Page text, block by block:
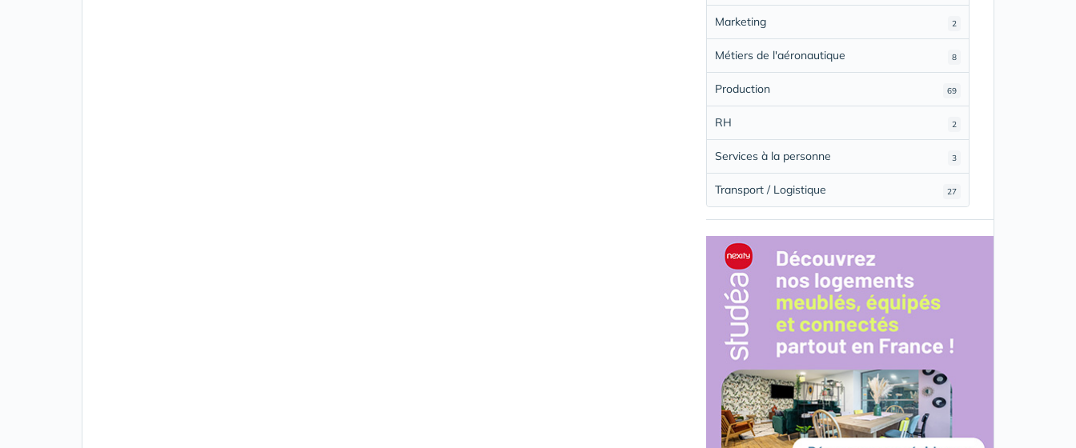
2
Marketing
8
Métiers de l'aéronautique
69
Production
2
RH
3
Services à la personne
27
Transport / Logistique